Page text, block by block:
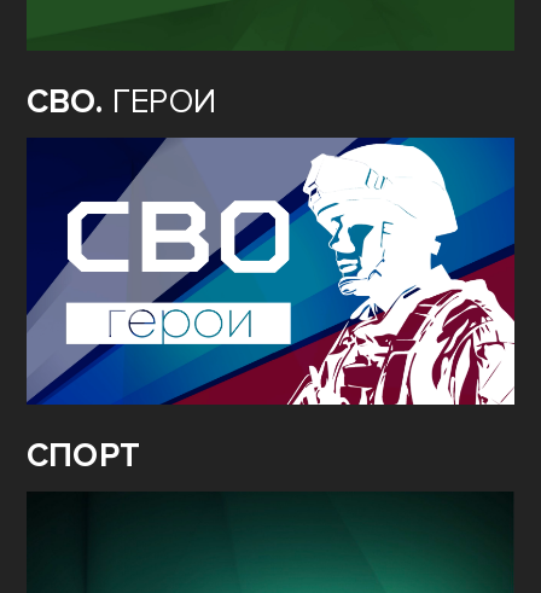
СВО. ГЕРОИ
СПОРТ